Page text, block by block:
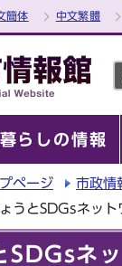
簡体 中文繁體
暮らしの情報
プページ 市政情
ょうとSDGsネッ
SDGsネ